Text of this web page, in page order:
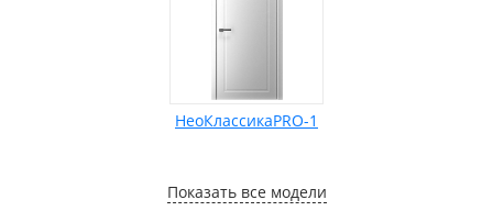
НеоКлассикаPRO-1
Показать все модели